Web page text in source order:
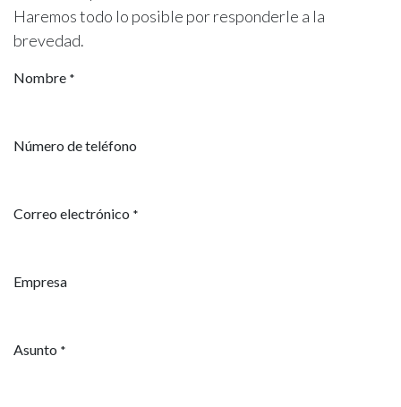
Haremos todo lo posible por responderle a la
brevedad.
Nombre *
Número de teléfono
Correo electrónico *
Empresa
Asunto *